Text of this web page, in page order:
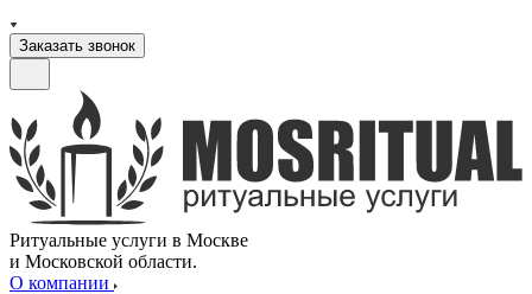
Заказать звонок
Ритуальные услуги в Москве
и Московской области.
О компании